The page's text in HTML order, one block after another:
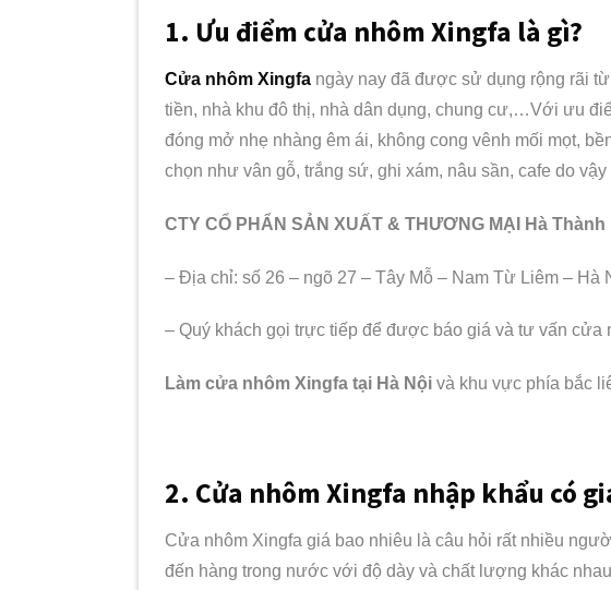
1. Ưu điểm cửa nhôm Xingfa là gì?
Cửa nhôm Xingfa ngày nay đã được sử dụng rộng rãi
tiền, nhà khu đô thị, nhà dân dụng, chung cư,…Với ưu
đóng mở nhẹ nhàng êm ái, không cong vênh mối mọt,
chọn như vân gỗ, trắng sứ, ghi xám, nâu sần, cafe do
CTY CỔ PHẨN SẢN XUẤT & THƯƠNG MẠI Hà Thành
– Địa chỉ: số 26 – ngõ 27 – Tây Mỗ – Nam Từ Liêm – Hà
– Quý khách gọi trực tiếp để được báo giá và tư vấn cửa
Làm cửa nhôm Xingfa tại Hà Nội và khu vực phía bắc
2. Cửa nhôm Xingfa nhập khẩu có
Cửa nhôm Xingfa giá bao nhiêu là câu hỏi rất nhiều
đến hàng trong nước với độ dày và chất lượng khác